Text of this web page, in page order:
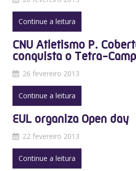
Continue a leitura
CNU Atletismo P.
conquista o Tetra-
26 fevereiro 2013
Continue a leitura
EUL organiza Open day
22 fevereiro 2013
Continue a leitura